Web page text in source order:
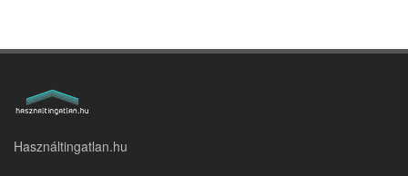
Használtingatlan.hu